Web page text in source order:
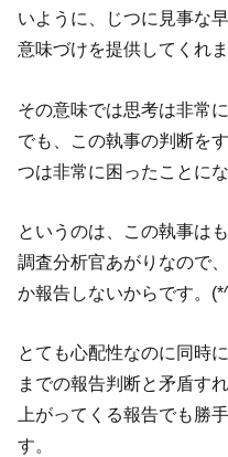
いように、じつに見事な
意味づけを提供してくれま
その意味では思考は非常
でも、この執事の判断を
つは非常に困ったことにな
というのは、この執事は
調査分析官あがりなので
か報告しないからです。
とても心配性なのに同時
までの報告判断と矛盾す
上がってくる報告でも勝
す。